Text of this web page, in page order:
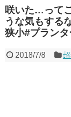
咲いた…って
うな気もする
狭小#プランタ
2018/7/8